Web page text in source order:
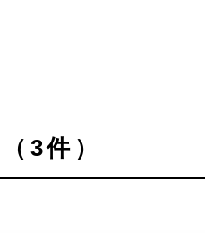
3件）